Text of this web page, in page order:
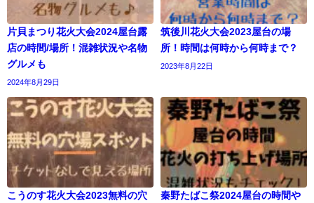
片貝まつり花火大会2024屋台露
店の時間/場所！混雑状況や名物
グルメも
2024年8月29日
筑後川花火大会2023屋台の場
所！時間は何時から何時まで？
2023年8月22日
こうのす花火大会2023無料の穴
秦野たばこ祭2024屋台の時間や